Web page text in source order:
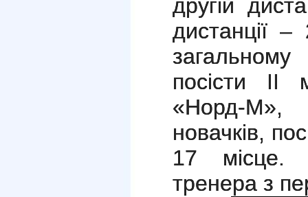
другій
дистанції
посісти ІІ
«Норд-М»,
новачків,
17 місце.
тренера з